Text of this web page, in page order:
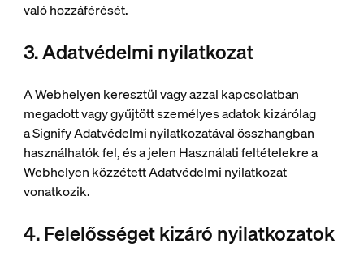
való hozzáférését.
3. Adatvédelmi nyilatkozat
A Webhelyen keresztül vagy azzal kapcsolatban
megadott vagy gyűjtött személyes adatok kizárólag
a Signify Adatvédelmi nyilatkozatával összhangban
használhatók fel, és a jelen Használati feltételekre a
Webhelyen közzétett Adatvédelmi nyilatkozat
vonatkozik.
4. Felelősséget kizáró nyilatkozatok